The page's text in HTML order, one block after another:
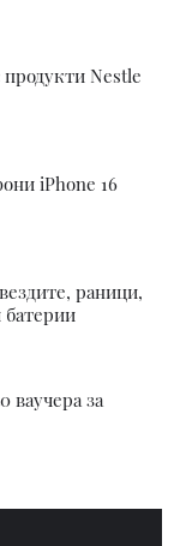
Nestle
iPhone 16
раници,
батерии
ваучера за